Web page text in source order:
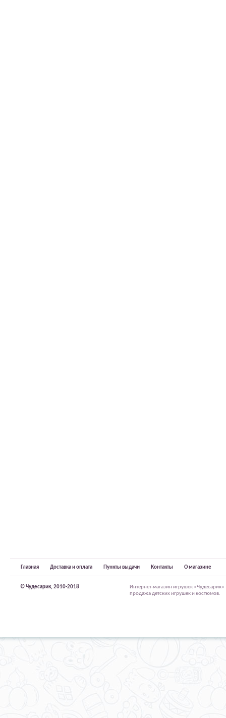
Главная Доставка и оплата Пункты выдачи Контакты О магазине
© Чудесарик, 2010-2018
Интернет-магазин игрушек
продажа детских игрушек и костюмов.